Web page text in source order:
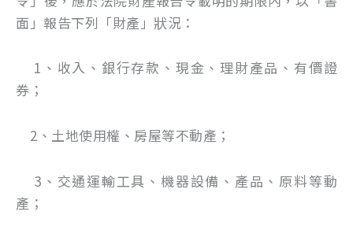
面」報告下列「財產」狀況：
1、收入、銀行存款、現金、理財產品、有價證
券；
2、土地使用權、房屋等不動產；
3、交通運輸工具、機器設備、產品、原料等動
產；